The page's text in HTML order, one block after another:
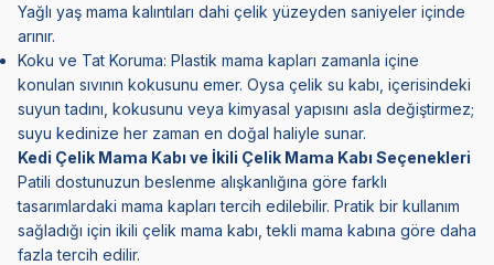
Yağlı yaş mama kalıntıları dahi çelik yüzeyden saniyeler içinde
arınır.
Koku ve Tat Koruma: Plastik mama kapları zamanla içine
konulan sıvının kokusunu emer. Oysa çelik su kabı, içerisindeki
suyun tadını, kokusunu veya kimyasal yapısını asla değiştirmez;
suyu kedinize her zaman en doğal haliyle sunar.
Kedi Çelik Mama Kabı ve İkili Çelik Mama Kabı Seçenekleri
Patili dostunuzun beslenme alışkanlığına göre farklı
tasarımlardaki mama kapları tercih edilebilir. Pratik bir kullanım
sağladığı için ikili çelik mama kabı, tekli mama kabına göre daha
fazla tercih edilir.